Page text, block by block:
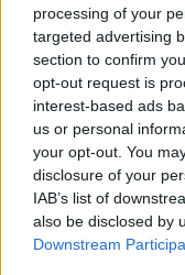
processing of your
targeted advertising
section to confirm
opt-out request is
interest-based ads
us or personal
your opt-out. You
disclosure of your
IAB’s list of
also be disclosed by
Downstream
AUTORE
Staff